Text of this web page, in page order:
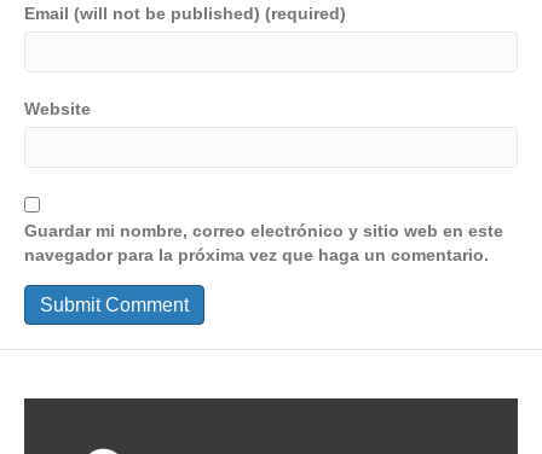
Email (will not be published) (required)
Website
Guardar mi nombre, correo electrónico y sitio web en este
navegador para la próxima vez que haga un comentario.